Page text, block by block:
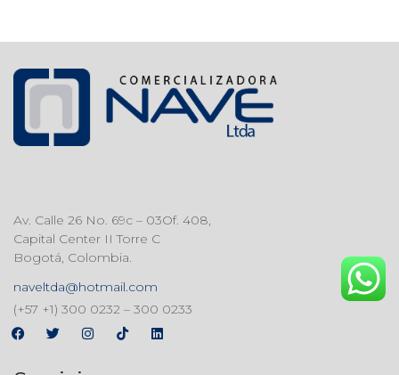
Av. Calle 26 No. 69c – 03Of. 408,
Capital Center II Torre C
Bogotá, Colombia.
naveltda@hotmail.com
(+57 +1) 300 0232 – 300 0233